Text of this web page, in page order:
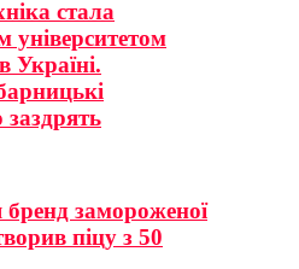
стала
Україні.
заздрять
бренд замороженої
піцу з 50